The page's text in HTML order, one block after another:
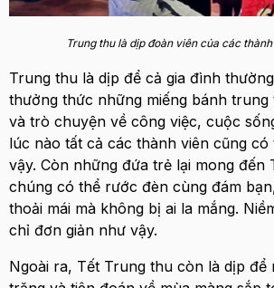
Trung thu là dịp đoàn viên của các
Trung thu là dịp để cả gia đình
thưởng thức những miếng bánh trung
và trò chuyện về công việc, cuộc
lúc nào tất cả các thành viên cũng
vậy. Còn những đứa trẻ lại mong đến
chúng có thể rước đèn cùng đám
thoải mái mà không bị ai la mắng.
chỉ đơn giản như vậy.
Ngoài ra, Tết Trung thu còn là dịp để